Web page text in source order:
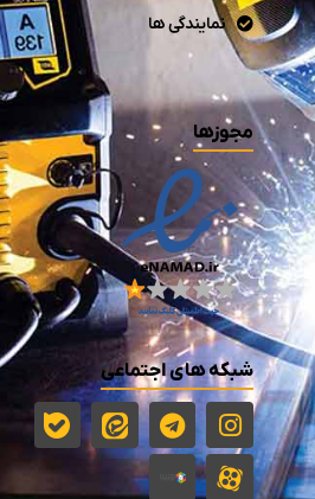
نمایندگی ها
مجوزها
شبکه های اجتماعی